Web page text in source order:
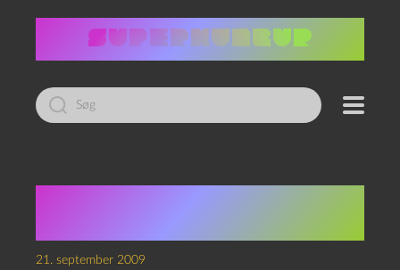
Led
efter:
21. september 2009